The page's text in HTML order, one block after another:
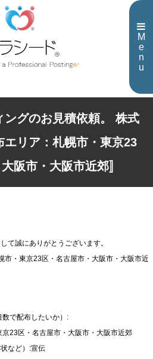
M
e
n
u
グのお見積依頼。 株式
リア：札幌市・東京23
阪市・大阪市近郊〛
て誠にありがとうございます。
市・東京23区・名古屋市・大阪市・大阪市近
で配布したいか）:
23区・名古屋市・大阪市・大阪市近郊
など）:宣伝